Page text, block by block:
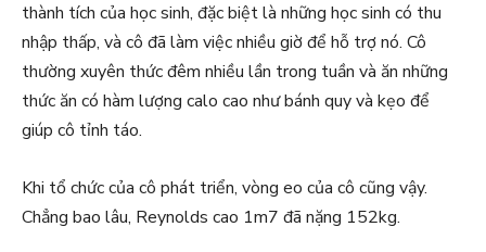
thành tích của học sinh, đặc biệt là những học sinh có thu
nhập thấp, và cô đã làm việc nhiều giờ để hỗ trợ nó. Cô
thường xuyên thức đêm nhiều lần trong tuần và ăn những
thức ăn có hàm lượng calo cao như bánh quy và kẹo để
giúp cô tỉnh táo.
Khi tổ chức của cô phát triển, vòng eo của cô cũng vậy.
Chẳng bao lâu, Reynolds cao 1m7 đã nặng 152kg.